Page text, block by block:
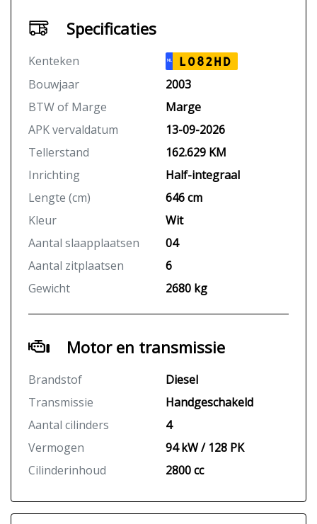
Specificaties
Kenteken NL L082HD
Bouwjaar
2003
BTW of Marge
Marge
APK vervaldatum
13-09-2026
Tellerstand
162.629 KM
Inrichting
Half-integraal
Lengte (cm)
646 cm
Kleur
Wit
Aantal slaapplaatsen
04
Aantal zitplaatsen
6
Gewicht
2680 kg
Motor en transmissie
Brandstof
Diesel
Transmissie
Handgeschakeld
Aantal cilinders
4
Vermogen
94 kW / 128 PK
Cilinderinhoud
2800 cc